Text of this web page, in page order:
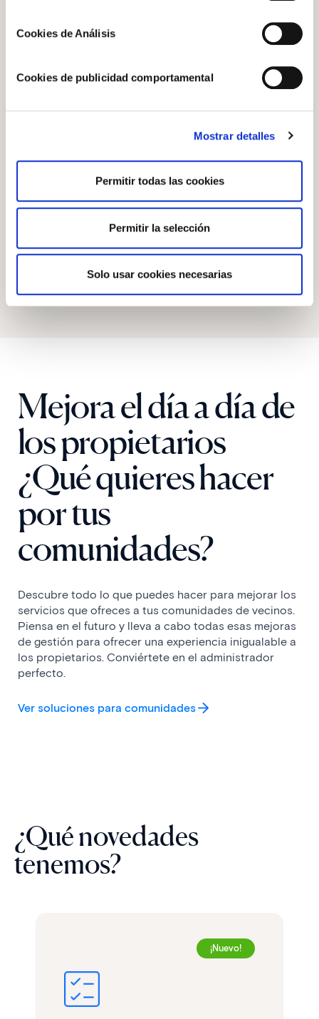
Cookies de Análisis
Cookies de publicidad comportamental
Mostrar detalles
Permitir todas las cookies
Permitir la selección
Solo usar cookies necesarias
Evolucionar mi despacho
herramientas, sino transformar la cultura y la forma de
trabajar del despacho. Al impulsar la interacción digital
despacho avanza hacia un modelo más ágil, eficiente y
centrado en el cliente.
Ir a soluciones para evolucionar mi despacho
Mejora el día a día de
los propietarios
¿Qué quieres hacer
por tus
comunidades?
Descubre todo lo que puedes hacer para mejorar los
servicios que ofreces a tus comunidades de vecinos.
Piensa en el futuro y lleva a cabo todas esas mejoras
de gestión para ofrecer una experiencia inigualable a
los propietarios. Conviértete en el administrador
perfecto.
Ver soluciones para comunidades
¿Qué novedades
tenemos?
¡Nuevo!